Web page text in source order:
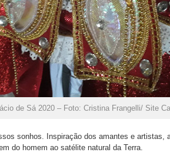
de Sá 2020 – Foto: Cristina Frangelli/ Site
sonhos. Inspiração dos amantes e artistas,
do homem ao satélite natural da Terra.